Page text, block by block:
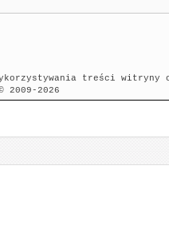
treści witryny
2009-2026